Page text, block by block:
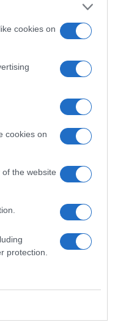
cookies on
cookies on
the website
protection.
Azt állítják,
emancipáció
való
A
felzabál, amit
kellene
meg a
a